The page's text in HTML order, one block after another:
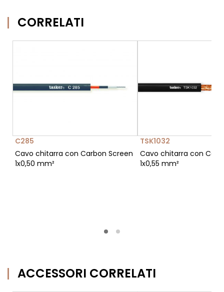
CORRELATI
C285
Cavo chitarra con Carbon Screen
1x0,50 mm²
TSK1032
Cavo chitarra con
1x0,55 mm²
ACCESSORI CORRELATI